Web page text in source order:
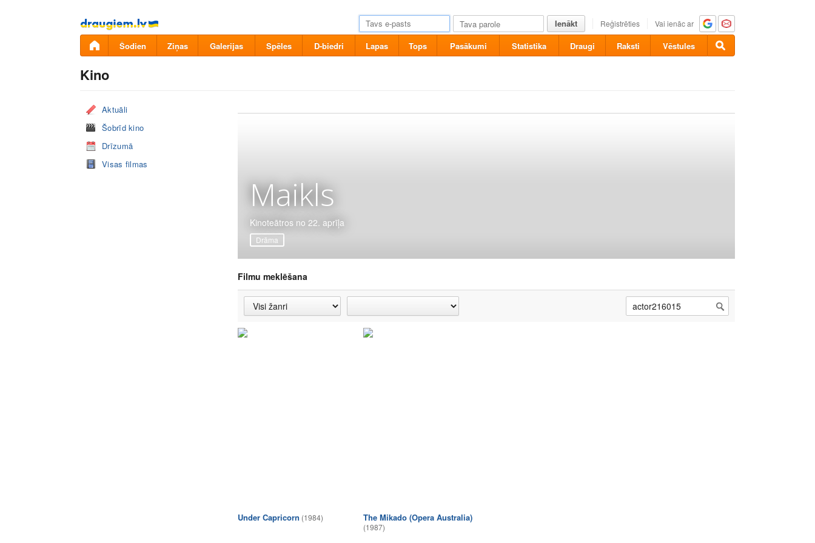
Pāriet
uz
saturu
Ienākt Reģistrēties Vai ienāc ar
Šodien Ziņas Galerijas Spēles D-biedri Lapas Tops Pasākumi Statistika Draugi Raksti Vēstules
Kino
Aktuāli
Šobrīd kino
Drīzumā
Visas filmas
Maikls
Kinoteātros no 22. aprīļa
Drāma
Filmu meklēšana
Under Capricorn (1984) The Mikado (Opera Australia)
(1987)